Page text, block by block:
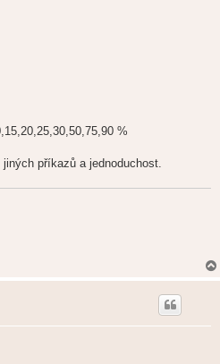
%
příkazů a jednoduchost.